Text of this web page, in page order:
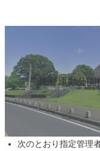
佐野運動公園
次のとおり指定管理